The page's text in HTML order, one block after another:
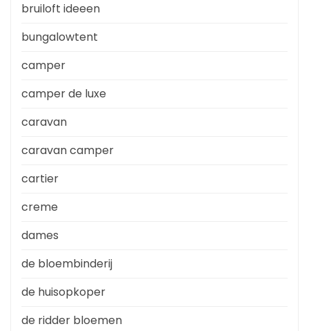
bruiloft ideeen
bungalowtent
camper
camper de luxe
caravan
caravan camper
cartier
creme
dames
de bloembinderij
de huisopkoper
de ridder bloemen